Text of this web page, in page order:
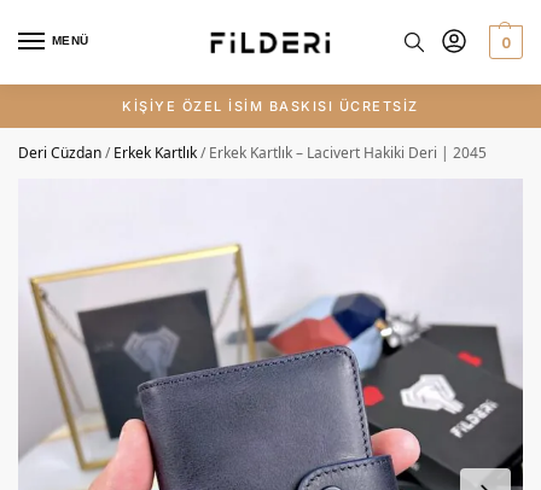
MENÜ 0
KİŞİYE ÖZEL İSİM BASKISI ÜCRETSİZ
Deri Cüzdan/Erkek Kartlık/Erkek Kartlık – Lacivert Hakiki Deri | 2045